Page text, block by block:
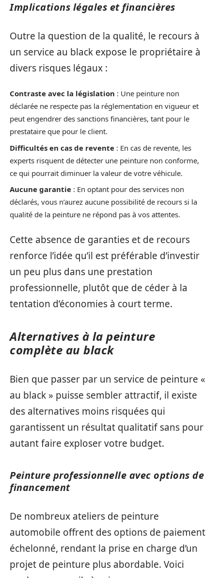
Implications légales et financières
Outre la question de la qualité, le recours à
un service au black expose le propriétaire à
divers risques légaux :
Contraste avec la législation : Une peinture non
déclarée ne respecte pas la réglementation en vigueur et
peut engendrer des sanctions financières, tant pour le
prestataire que pour le client.
Difficultés en cas de revente : En cas de revente, les
experts risquent de détecter une peinture non conforme,
ce qui pourrait diminuer la valeur de votre véhicule.
Aucune garantie : En optant pour des services non
déclarés, vous n’aurez aucune possibilité de recours si la
qualité de la peinture ne répond pas à vos attentes.
Cette absence de garanties et de recours
renforce l’idée qu’il est préférable d’investir
un peu plus dans une prestation
professionnelle, plutôt que de céder à la
tentation d’économies à court terme.
Alternatives à la peinture
complète au black
Bien que passer par un service de peinture «
au black » puisse sembler attractif, il existe
des alternatives moins risquées qui
garantissent un résultat qualitatif sans pour
autant faire exploser votre budget.
Peinture professionnelle avec options de
financement
De nombreux ateliers de peinture
automobile offrent des options de paiement
échelonné, rendant la prise en charge d’un
projet de peinture plus abordable. Voici